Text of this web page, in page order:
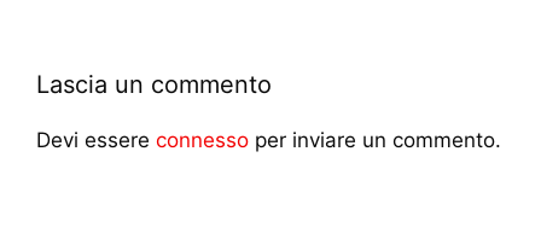
Lascia un commento
Devi essere connesso per inviare un commento.